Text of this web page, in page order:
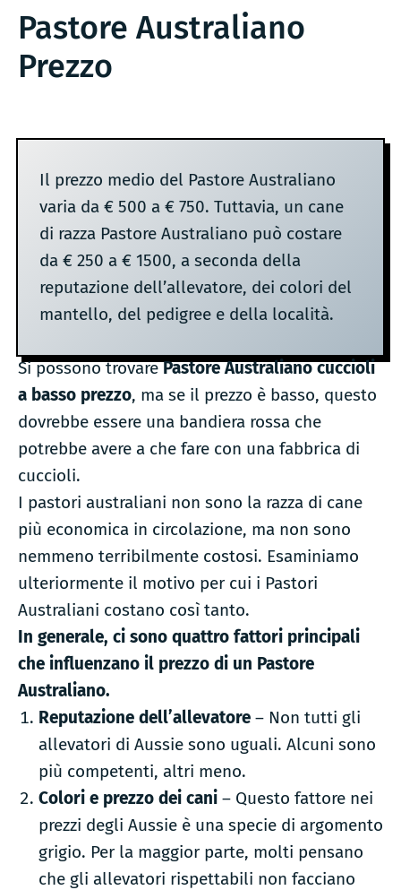
Pastore Australiano
Prezzo
Il prezzo medio del Pastore Australiano
varia da € 500 a € 750. Tuttavia, un cane
di razza Pastore Australiano può costare
da € 250 a € 1500, a seconda della
reputazione dell’allevatore, dei colori del
mantello, del pedigree e della località.
Si possono trovarePastore Australiano cuccioli
a basso prezzo, ma se il prezzo è basso, questo
dovrebbe essere una bandiera rossa che
potrebbe avere a che fare con una fabbrica di
cuccioli.
I pastori australiani non sono la razza di cane
più economica in circolazione, ma non sono
nemmeno terribilmente costosi. Esaminiamo
ulteriormente il motivo per cui i Pastori
Australiani costano così tanto.
In generale, ci sono quattro fattori principali
che influenzano il prezzo di un Pastore
Australiano.
Reputazione dell’allevatore– Non tutti gli
allevatori di Aussie sono uguali. Alcuni sono
più competenti, altri meno.
Colori e prezzo dei cani– Questo fattore nei
prezzi degli Aussie è una specie di argomento
grigio. Per la maggior parte, molti pensano
che gli allevatori rispettabili non facciano